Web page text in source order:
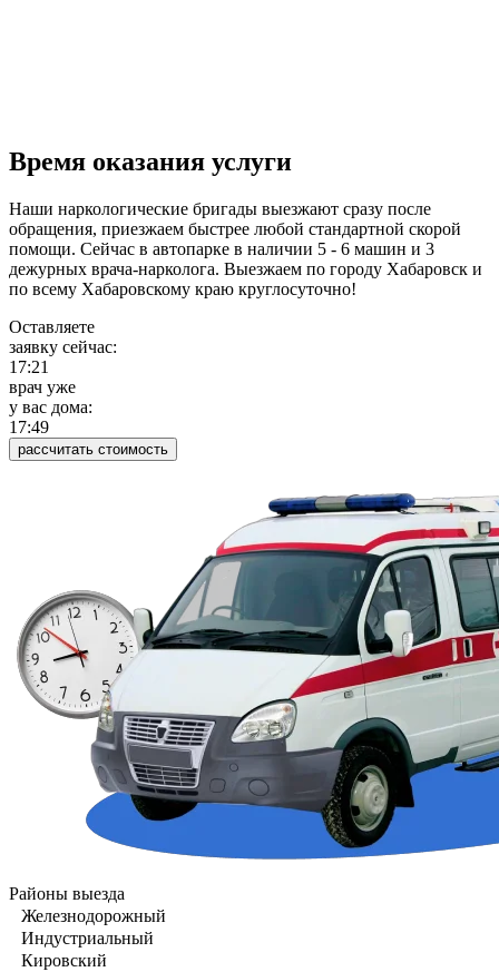
Время оказания услуги
Наши наркологические бригады выезжают сразу после
обращения, приезжаем быстрее любой стандартной скорой
помощи. Сейчас в автопарке в наличии 5 - 6 машин и 3
дежурных врача-нарколога. Выезжаем по городу Хабаровск и
по всему Хабаровскому краю круглосуточно!
Оставляете
заявку сейчас:
17:21
врач уже
у вас дома:
17:49
рассчитать стоимость
Районы выезда
Железнодорожный
Индустриальный
Кировский